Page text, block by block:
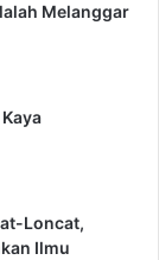
Melanggar
Loncat,
Ilmu